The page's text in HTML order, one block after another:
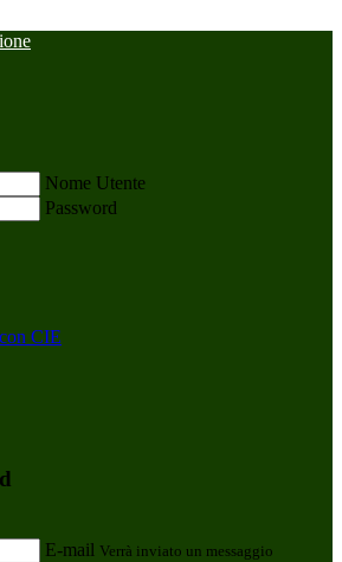
Nome Utente
Password
CIE
E-mail Verrà inviato un messaggio